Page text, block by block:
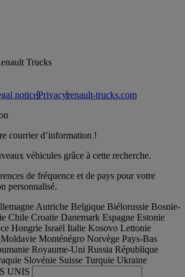
Trucks
noticePrivacyrenault-trucks.com
courrier d’information !
véhicules grâce à cette recherche.
de fréquence et de pays pour votre
personnalisé.
Autriche Belgique Biélorussie Bosnie-
Chile Croatie Danemark Espagne Estonie
Hongrie Israël Italie Kosovo Lettonie
Moldavie Monténégro Norvège Pays-Bas
Royaume-Uni Russia République
Slovénie Suisse Turquie Ukraine
UNIS